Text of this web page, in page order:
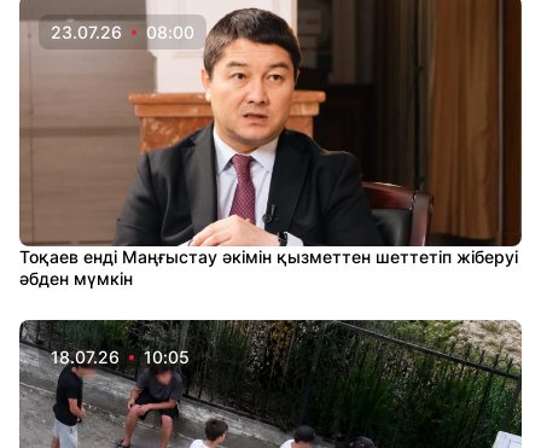
23.07.26 08:00
Тоқаев енді Маңғыстау әкімін қызметтен шеттетіп жіберуі
әбден мүмкін
18.07.26 10:05